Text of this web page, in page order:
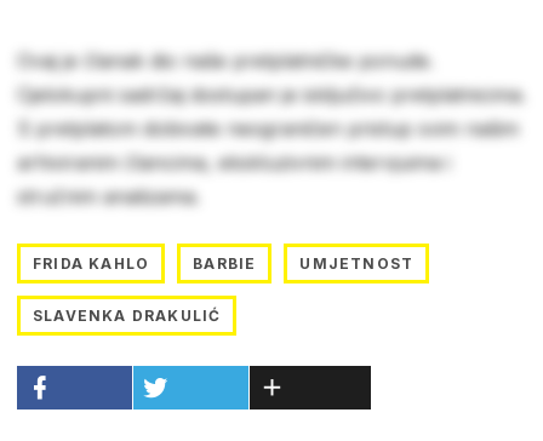
Ovaj je članak dio naše pretplatničke ponude.
Cjelokupni sadržaj dostupan je isključivo pretplatnicima.
S pretplatom dobivate neograničen pristup svim našim
arhiviranim člancima, ekskluzivnim intervjuima i
stručnim analizama.
FRIDA KAHLO BARBIE UMJETNOST
SLAVENKA DRAKULIĆ